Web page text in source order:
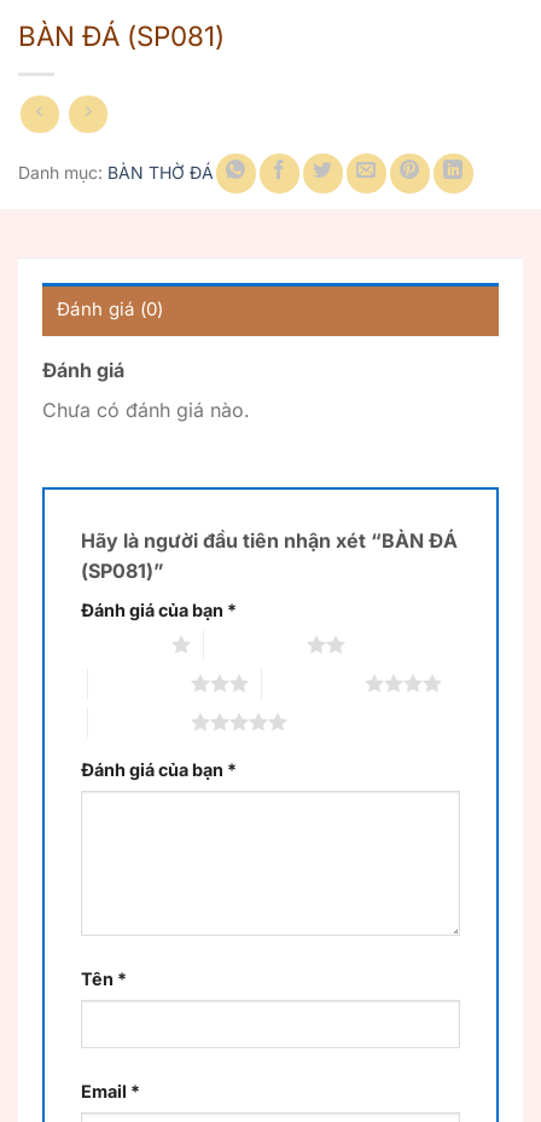
BÀN ĐÁ (SP081)
Danh mục: BÀN THỜ ĐÁ
Đánh giá (0)
Đánh giá
Chưa có đánh giá nào.
Hãy là người đầu tiên nhận xét “BÀN ĐÁ
(SP081)”
Đánh giá của bạn *
Đánh giá của bạn *
Tên *
Email *